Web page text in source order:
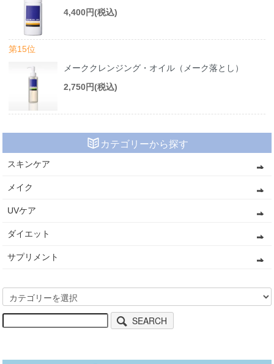
4,400円(税込)
第15位
メーククレンジング・オイル（メーク落とし）
2,750円(税込)
カテゴリーから探す
スキンケア
メイク
UVケア
ダイエット
サプリメント
SEARCH